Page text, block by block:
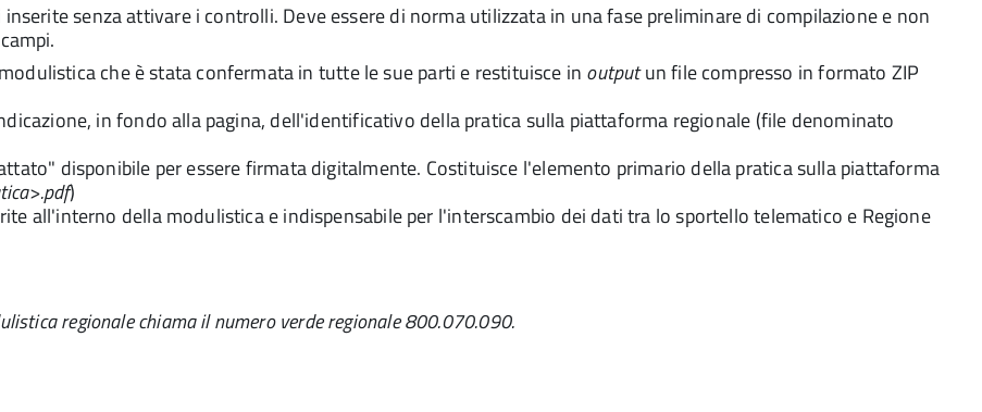
senza attivare i controlli. Deve essere di norma utilizzata in una fase preliminare di compilazione e non
che è stata confermata in tutte le sue parti e restituisce in outputun file compresso in formato ZIP
in fondo alla pagina, dell'identificativo della pratica sulla piattaforma regionale (file denominato
disponibile per essere firmata digitalmente. Costituisce l'elemento primario della pratica sulla piattaforma
)
all'interno della modulistica e indispensabile per l'interscambio dei dati tra lo sportello telematico e Regione
regionale chiama il numero verde regionale 800.070.090.